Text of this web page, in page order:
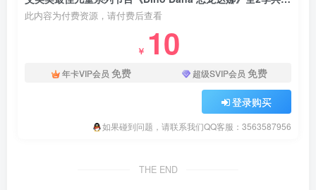
此内容为付费资源，请付费后查看
￥ 10
年卡VIP会员 免费 超级SVIP会员 免费
登录购买
如果碰到问题，请联系我们QQ客服：3563587956
THE END